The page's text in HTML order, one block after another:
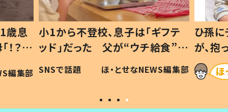
フテ
食”を
編集部
ひ孫にデレデレな80歳じいじ
が、抱っこすると…ひ孫の反応に
「涙が出ました」「可愛くて仕方な
い」
ほ・とせなNEWS編集部